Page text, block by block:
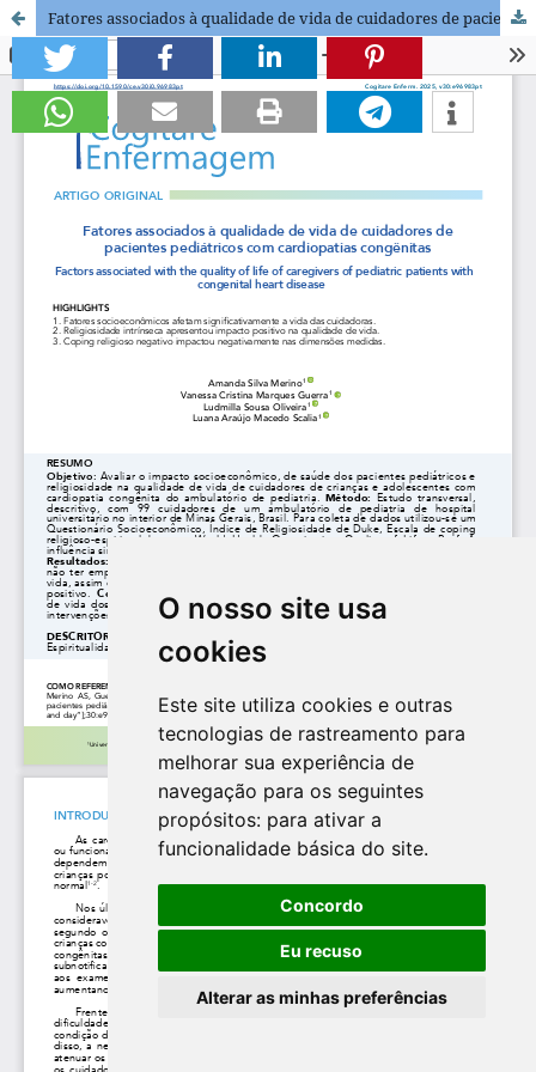
O nosso site usa
cookies
Este site utiliza cookies e outras
tecnologias de rastreamento para
melhorar sua experiência de
navegação para os seguintes
propósitos: para ativar a
funcionalidade básica do site.
Concordo
Eu recuso
Alterar as minhas preferências
Fatores associados à qualidade de vida de cuidadores de pacientes pediátricos com cardiopatias congênitas